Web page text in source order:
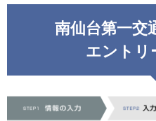
南仙台第一交
エントリ